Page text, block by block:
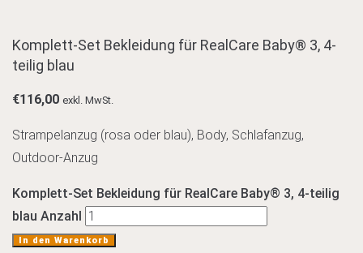
Komplett-Set Bekleidung für RealCare Baby® 3, 4-
teilig blau
€116,00 exkl. MwSt.
Strampelanzug (rosa oder blau), Body, Schlafanzug,
Outdoor-Anzug
Komplett-Set Bekleidung für RealCare Baby® 3, 4-teilig
blau Anzahl
In den Warenkorb